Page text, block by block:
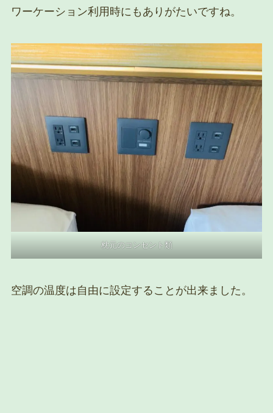
ワーケーション利用時にもありがたいですね。
枕元のコンセント類
空調の温度は自由に設定することが出来ました。